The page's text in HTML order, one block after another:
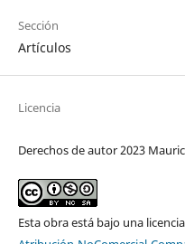
Sección
Artículos
Licencia
Derechos de autor 2023
Esta obra está bajo una